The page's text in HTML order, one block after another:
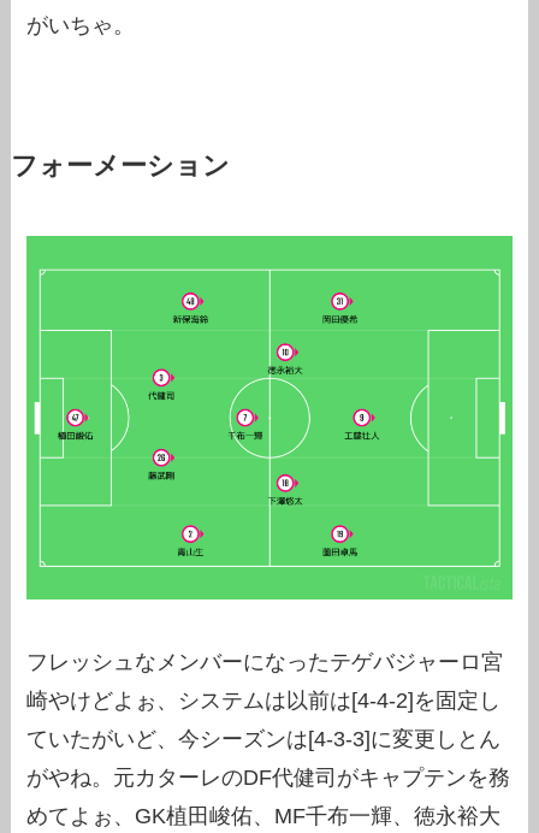
がいちゃ。
フォーメーション
フレッシュなメンバーになったテゲバジャーロ宮
崎やけどよぉ、システムは以前は[4-4-2]を固定し
ていたがいど、今シーズンは[4-3-3]に変更しとん
がやね。元カターレのDF代健司がキャプテンを務
めてよぉ、GK植田峻佑、MF千布一輝、徳永裕大